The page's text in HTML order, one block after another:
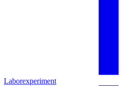
Laborexperiment